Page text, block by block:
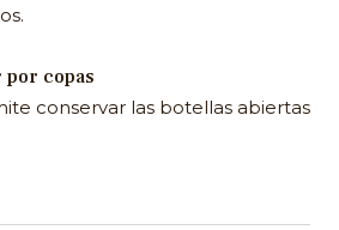
copas
conservar las botellas abiertas